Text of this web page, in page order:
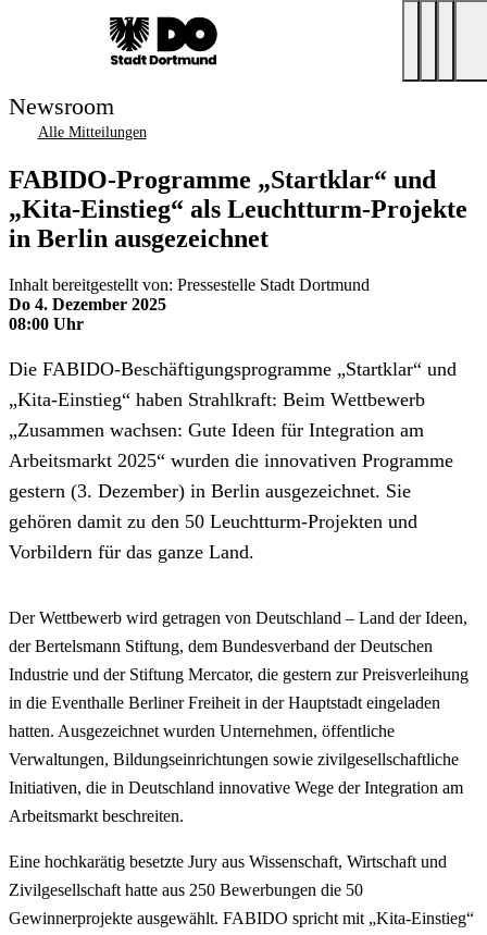
Newsroom
Alle Mitteilungen
FABIDO-Programme „Startklar“ und
„Kita-Einstieg“ als Leuchtturm-Projekte
in Berlin ausgezeichnet
Inhalt bereitgestellt von: Pressestelle Stadt Dortmund
Do 4. Dezember 2025
08:00 Uhr
Die FABIDO-Beschäftigungsprogramme „Startklar“ und
„Kita-Einstieg“ haben Strahlkraft: Beim Wettbewerb
„Zusammen wachsen: Gute Ideen für Integration am
Arbeitsmarkt 2025“ wurden die innovativen Programme
gestern (3. Dezember) in Berlin ausgezeichnet. Sie
gehören damit zu den 50 Leuchtturm-Projekten und
Vorbildern für das ganze Land.
Der Wettbewerb wird getragen von Deutschland – Land der Ideen,
der Bertelsmann Stiftung, dem Bundesverband der Deutschen
Industrie und der Stiftung Mercator, die gestern zur Preisverleihung
in die Eventhalle Berliner Freiheit in der Hauptstadt eingeladen
hatten. Ausgezeichnet wurden Unternehmen, öffentliche
Verwaltungen, Bildungseinrichtungen sowie zivilgesellschaftliche
Initiativen, die in Deutschland innovative Wege der Integration am
Arbeitsmarkt beschreiten.
Eine hochkarätig besetzte Jury aus Wissenschaft, Wirtschaft und
Zivilgesellschaft hatte aus 250 Bewerbungen die 50
Gewinnerprojekte ausgewählt. FABIDO spricht mit „Kita-Einstieg“